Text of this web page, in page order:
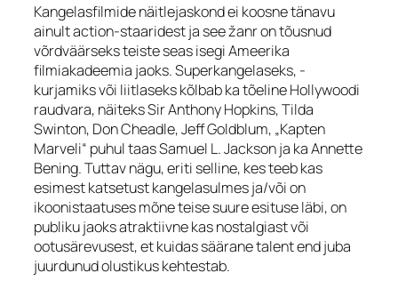
Kangelasfilmide näitlejaskond ei koosne tänavu
ainultaction-staaridest ja see žanr on tõusnud
võrdväärseks teiste seas isegi Ameerika
filmiakadeemia jaoks. Superkangelaseks, -
kurjamiks või liitlaseks kõlbab ka tõeline Hollywoodi
raudvara, näiteksSirAnthony Hopkins, Tilda
Swinton, Don Cheadle, Jeff Goldblum, „Kapten
Marveli“ puhul taas Samuel L. Jackson ja ka Annette
Bening. Tuttav nägu, eriti selline, kes teeb kas
esimest katsetust kangelasulmes ja/või on
ikoonistaatuses mõne teise suure esituse läbi, on
publiku jaoks atraktiivne kas nostalgiast või
ootusärevusest, et kuidas säärane talent end juba
juurdunud olustikus kehtestab.